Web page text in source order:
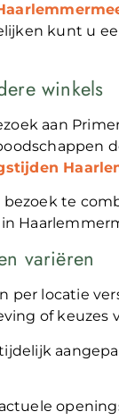
kunt u
winkels
aan
te
variëren
per locatie
of keuzes